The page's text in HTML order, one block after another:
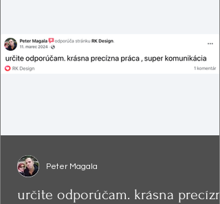
určite odporúčam. krásna
Peter Magala